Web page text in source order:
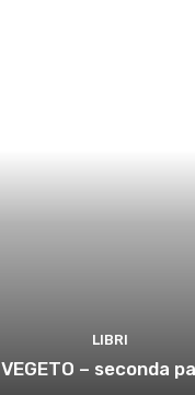
LIBRI
VEGETO – seconda